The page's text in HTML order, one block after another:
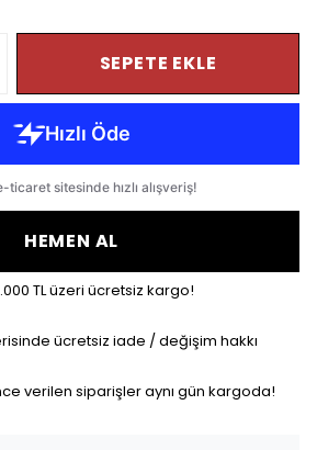
SEPETE EKLE
HEMEN AL
TL üzeri ücretsiz kargo!
ücretsiz iade / değişim hakkı
verilen siparişler aynı gün kargoda!